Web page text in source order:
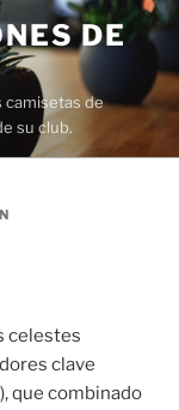
DE
camisetas de
su club.
celestes
clave
que combinado